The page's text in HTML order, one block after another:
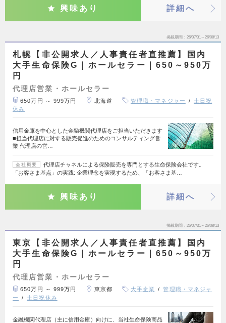
興味あり 詳細へ
掲載期間 26/07/31～26/08/13
札幌【非公開求人／人事責任者直推薦】国内
大手生命保険G｜ホールセラー｜650～950万
円
代理店営業・ホールセラー
650万円 ～ 999万円 北海道 管理職・マネジャー
土日祝
休み
信用金庫を中心とした金融機関代理店をご担当いただきます
■担当代理店に対する販売促進のためのコンサルティング営
業 代理店の営…
会社概要
代理店チャネルによる保険販売を専門とする生命保険会社です。
「お客さま基点」の実践: 企業理念を実現するため、「お客さま基…
興味あり 詳細へ
掲載期間 26/07/31～26/08/13
東京【非公開求人／人事責任者直推薦】国内
大手生命保険G｜ホールセラー｜650～950万
円
代理店営業・ホールセラー
650万円 ～ 999万円 東京都 大手企業
管理職・マネジャ
ー
土日祝休み
金融機関代理店（主に信用金庫）向けに、当社生命保険商品